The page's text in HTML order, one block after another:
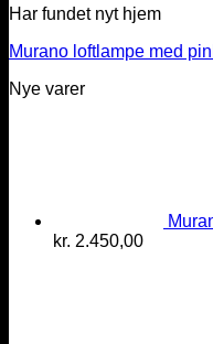
Har fundet nyt hjem
Murano loftlampe med
Nye varer
kr. 2.450,00